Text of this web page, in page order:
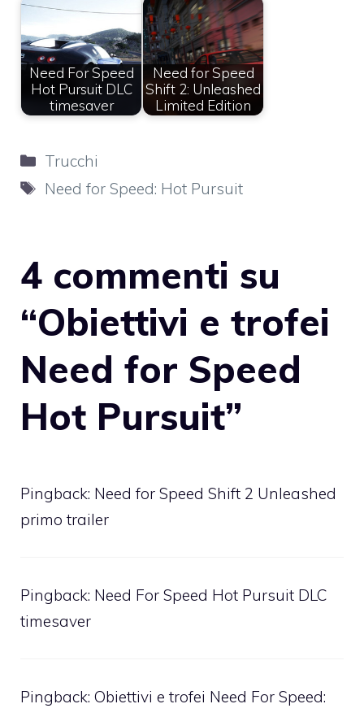
Need For Speed
Hot Pursuit DLC
timesaver
Need for Speed
Shift 2: Unleashed
Limited Edition
Categorie
Trucchi
Tag
Need for Speed: Hot Pursuit
4 commenti su
“Obiettivi e trofei
Need for Speed
Hot Pursuit”
Pingback: Need for Speed Shift 2 Unleashed
primo trailer
Pingback: Need For Speed Hot Pursuit DLC
timesaver
Pingback: Obiettivi e trofei Need For Speed: